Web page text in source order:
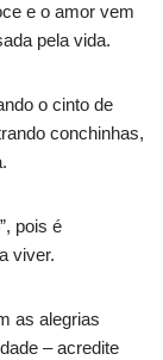
e o amor vem
pela vida.
o cinto de
conchinhas,
pois é
viver.
as alegrias
– acredite